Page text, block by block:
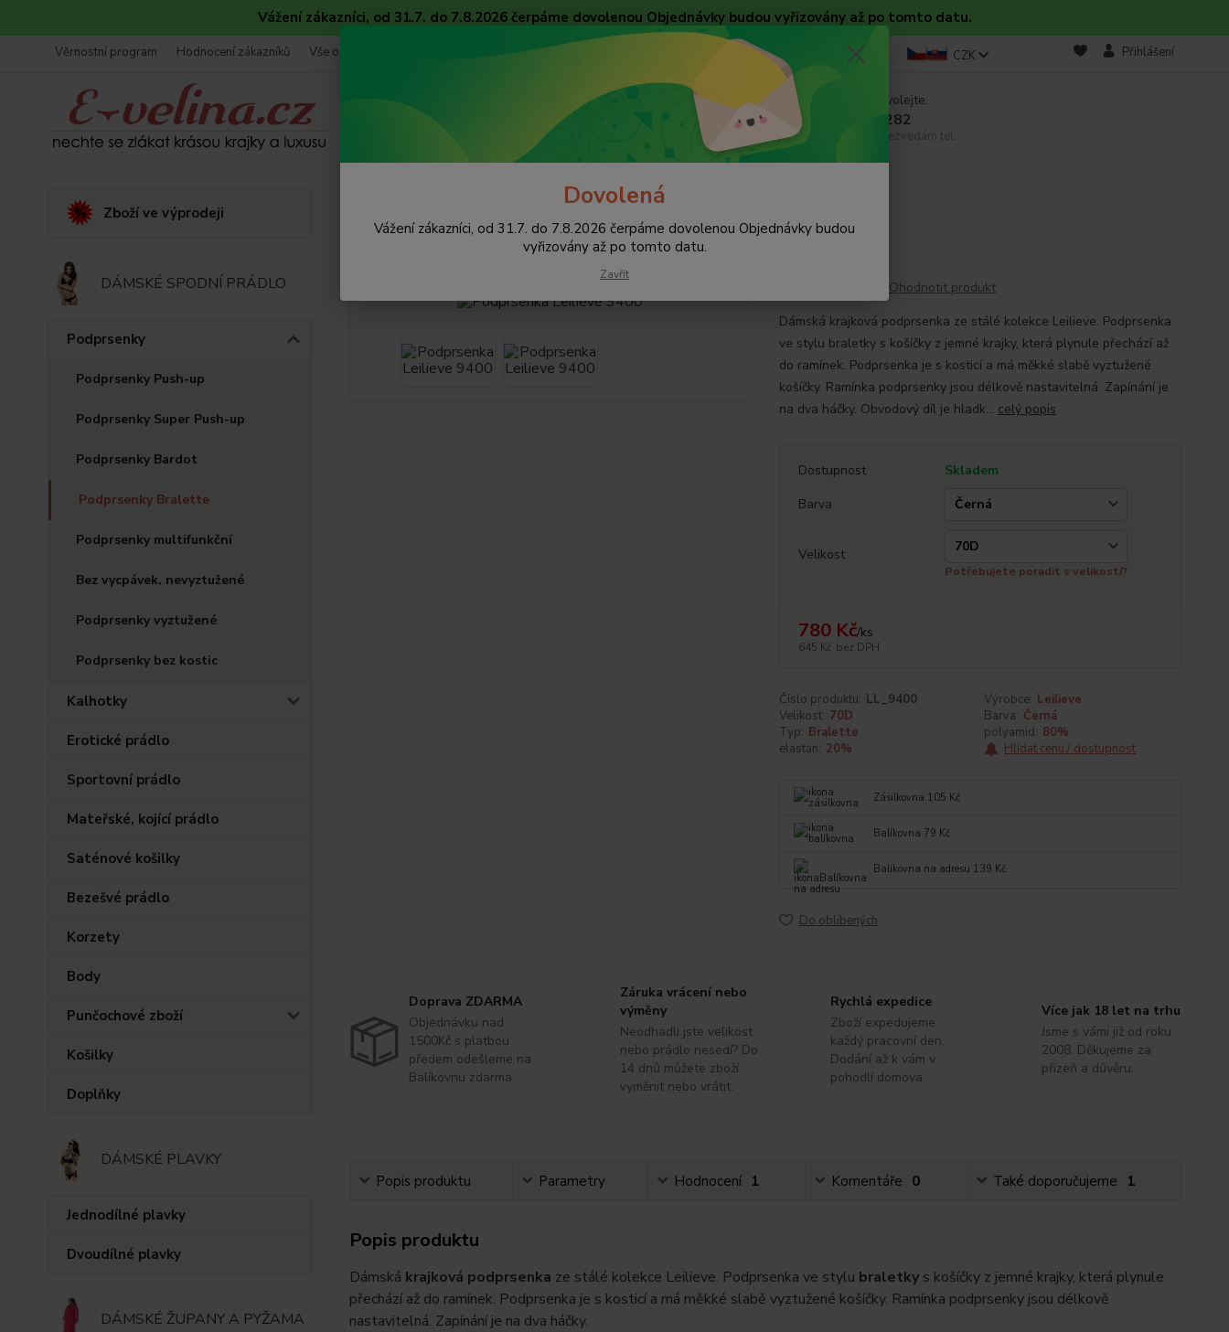
Vážení zákazníci, od 31.7. do 7.8.2026 čerpáme dovolenou Objednávky budou vyřizovány až po tomto datu.
Věrnostní program Hodnocení zákazníků Vše o nákupu Obchodní podmínky Tabulky velikostí Ochrana osobních údajů Blog CZK Přihlášení
Hledat
Nevíte si rady? Zavolejte.
+420 608 754 282
pište email, pokud nezvedám tel.
Zboží ve výprodeji
DÁMSKÉ SPODNÍ PRÁDLO
Podprsenky
Podprsenky Push-up
Podprsenky Super Push-up
Podprsenky Bardot
Podprsenky Bralette
Podprsenky multifunkční
Bez vycpávek, nevyztužené
Podprsenky vyztužené
Podprsenky bez kostic
Kalhotky
Erotické prádlo
Sportovní prádlo
Mateřské, kojící prádlo
Saténové košilky
Bezešvé prádlo
Korzety
Body
Punčochové zboží
Košilky
Doplňky
DÁMSKÉ PLAVKY
Jednodílné plavky
Dvoudílné plavky
DÁMSKÉ ŽUPANY A PYŽAMA
Podprsenky Bralette Podprsenka Leilieve 9400
Podprsenka Leilieve 9400
Ohodnotit produkt
Dámská krajková podprsenka ze stálé kolekce Leilieve. Podprsenka
ve stylu braletky s košíčky z jemné krajky, která plynule přechází až
do ramínek. Podprsenka je s kosticí a má měkké slabě vyztužené
košíčky. Ramínka podprsenky jsou délkově nastavitelná. Zapínání je
na dva háčky. Obvodový díl je hladk... celý popis
Dostupnost
Skladem
Barva
Velikost
Potřebujete poradit s velikostí?
780 Kč/ks
645 Kč bez DPH
Číslo produktu: LL_9400 Výrobce: Leilieve
Velikost: 70D Barva: Černá
Typ: Bralette polyamid: 80%
elastan: 20% Hlídat cenu / dostupnost
Zásilkovna 105 Kč
Balíkovna 79 Kč
Balíkovna na adresu 139 Kč
Do oblíbených
Doprava ZDARMA
Objednávku nad
1500Kč s platbou
předem odešleme na
Balíkovnu zdarma.
Záruka vrácení nebo
výměny
Neodhadli jste velikost
nebo prádlo nesedí? Do
14 dnů můžete zboží
vyměnit nebo vrátit.
Rychlá expedice
Zboží expedujeme
každý pracovní den.
Dodání až k vám v
pohodlí domova.
Více jak 18 let na trhu
Jsme s vámi již od roku
2008. Děkujeme za
přízeň a důvěru.
Popis produktu Parametry Hodnocení 1 Komentáře 0 Také doporučujeme 1
Popis produktu
Dámská krajková podprsenka ze stálé kolekce Leilieve. Podprsenka ve stylu braletkys košíčky z jemné krajky, která plynule
přechází až do ramínek. Podprsenka je s kosticí a má měkké slabě vyztužené košíčky. Ramínka podprsenky jsou délkově
nastavitelná. Zapínání je na dva háčky.
Dovolená
Vážení zákazníci, od 31.7. do 7.8.2026 čerpáme dovolenou Objednávky budou
vyřizovány až po tomto datu.
Zavřít